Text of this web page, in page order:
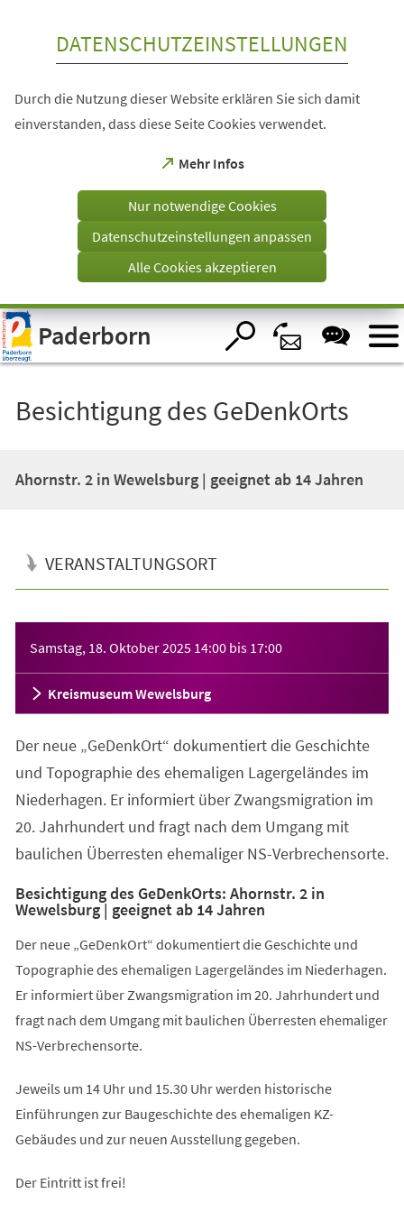
Visuelle
Assistenzsoftware
öffnen.
DATENSCHUTZEINSTELLUNGEN
Durch die Nutzung dieser Website erklären Sie sich damit
einverstanden, dass diese Seite Cookies verwendet.
Mehr Infos
(Öffnet
einem
Tab)
Nur notwendige Cookies
Datenschutzeinstellungen anpassen
Alle Cookies akzeptieren
Paderborn
Besichtigung des GeDenkOrts
Ahornstr. 2 in Wewelsburg | geeignet ab 14 Jahren
VERANSTALTUNGSORT
Samstag, 18. Oktober 2025 14:00 bis 17:00
Kreismuseum Wewelsburg
Der neue „GeDenkOrt“ dokumentiert die Geschichte
und Topographie des ehemaligen Lagergeländes im
Niederhagen. Er informiert über Zwangsmigration im
20. Jahrhundert und fragt nach dem Umgang mit
baulichen Überresten ehemaliger NS-Verbrechensorte.
Besichtigung des GeDenkOrts: Ahornstr. 2 in
Wewelsburg | geeignet ab 14 Jahren
Der neue „GeDenkOrt“ dokumentiert die Geschichte und
Topographie des ehemaligen Lagergeländes im Niederhagen.
Er informiert über Zwangsmigration im 20. Jahrhundert und
fragt nach dem Umgang mit baulichen Überresten ehemaliger
NS-Verbrechensorte.
Jeweils um 14 Uhr und 15.30 Uhr werden historische
Einführungen zur Baugeschichte des ehemaligen KZ-
Gebäudes und zur neuen Ausstellung gegeben.
Der Eintritt ist frei!